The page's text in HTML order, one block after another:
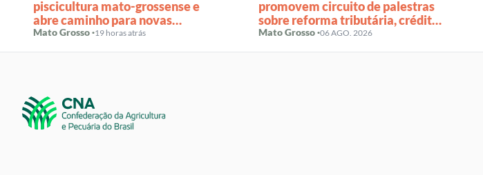
piscicultura mato-grossense e
abre caminho para novas
exportações
Mato Grosso ·19 horas atrás
promovem circuito de palestras
sobre reforma tributária, crédito
rural e renegociação de dívidas
Mato Grosso ·06 AGO. 2026